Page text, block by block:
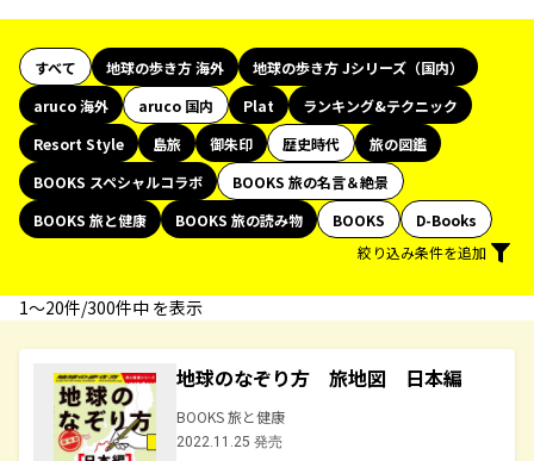
すべて 地球の歩き方 海外
地球の歩き方 Jシリーズ（国内）
aruco 海外
aruco 国内 Plat
ランキング&テクニック
Resort Style
島旅 御朱印 歴史時代
旅の図鑑
BOOKS スペシャルコラボ
BOOKS 旅の名言＆絶景
BOOKS 旅と健康
BOOKS 旅の読み物 BOOKS
D-Books
絞り込み条件を追加
1〜20件/300件中 を表示
地球のなぞり方 旅地図 日本編
BOOKS 旅と健康
2022.11.25 発売